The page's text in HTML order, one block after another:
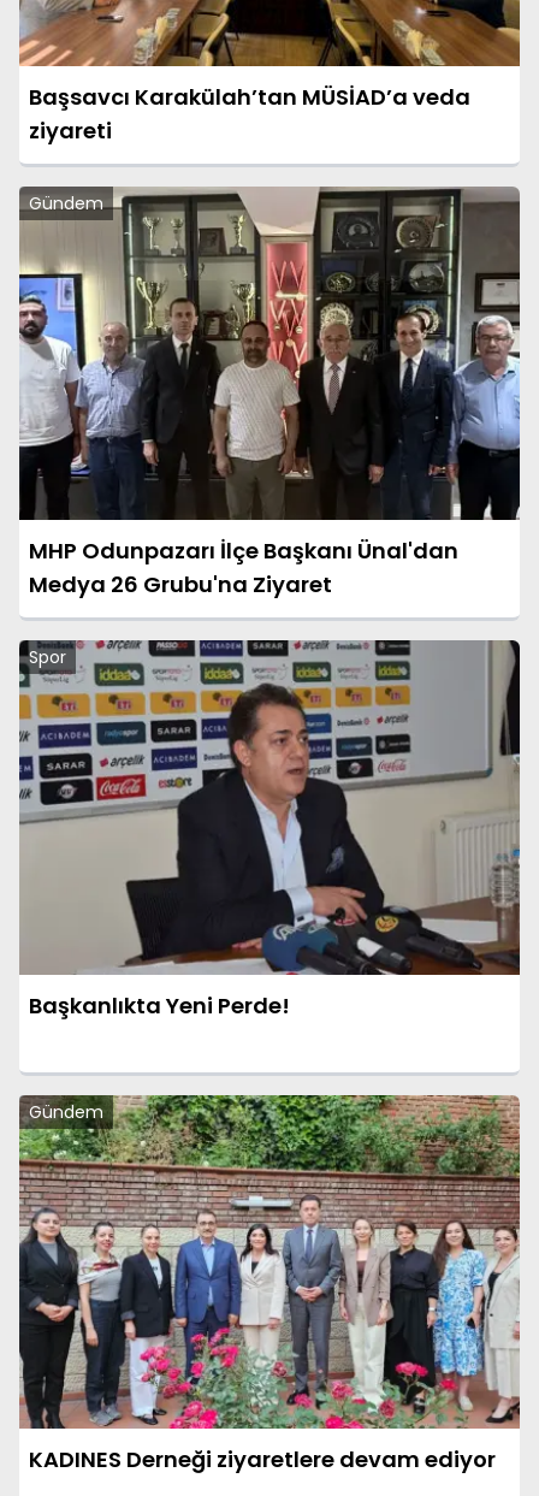
Başsavcı Karakülah’tan MÜSİAD’a veda
ziyareti
Gündem
MHP Odunpazarı İlçe Başkanı Ünal'dan
Medya 26 Grubu'na Ziyaret
Spor
Başkanlıkta Yeni Perde!
Gündem
KADINES Derneği ziyaretlere devam ediyor